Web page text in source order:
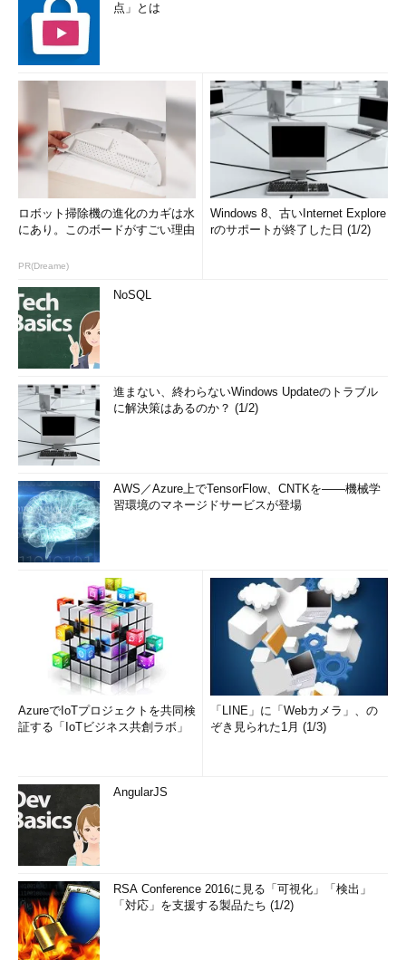
点」とは
ロボット掃除機の進化のカギは水
にあり。このボードがすごい理由
PR(Dreame)
Windows 8、古いInternet Explore
rのサポートが終了した日 (1/2)
NoSQL
進まない、終わらないWindows Updateのトラブル
に解決策はあるのか？ (1/2)
AWS／Azure上でTensorFlow、CNTKを――機械学
習環境のマネージドサービスが登場
AzureでIoTプロジェクトを共同検
証する「IoTビジネス共創ラボ」
「LINE」に「Webカメラ」、の
ぞき見られた1月 (1/3)
AngularJS
RSA Conference 2016に見る「可視化」「検出」
「対応」を支援する製品たち (1/2)